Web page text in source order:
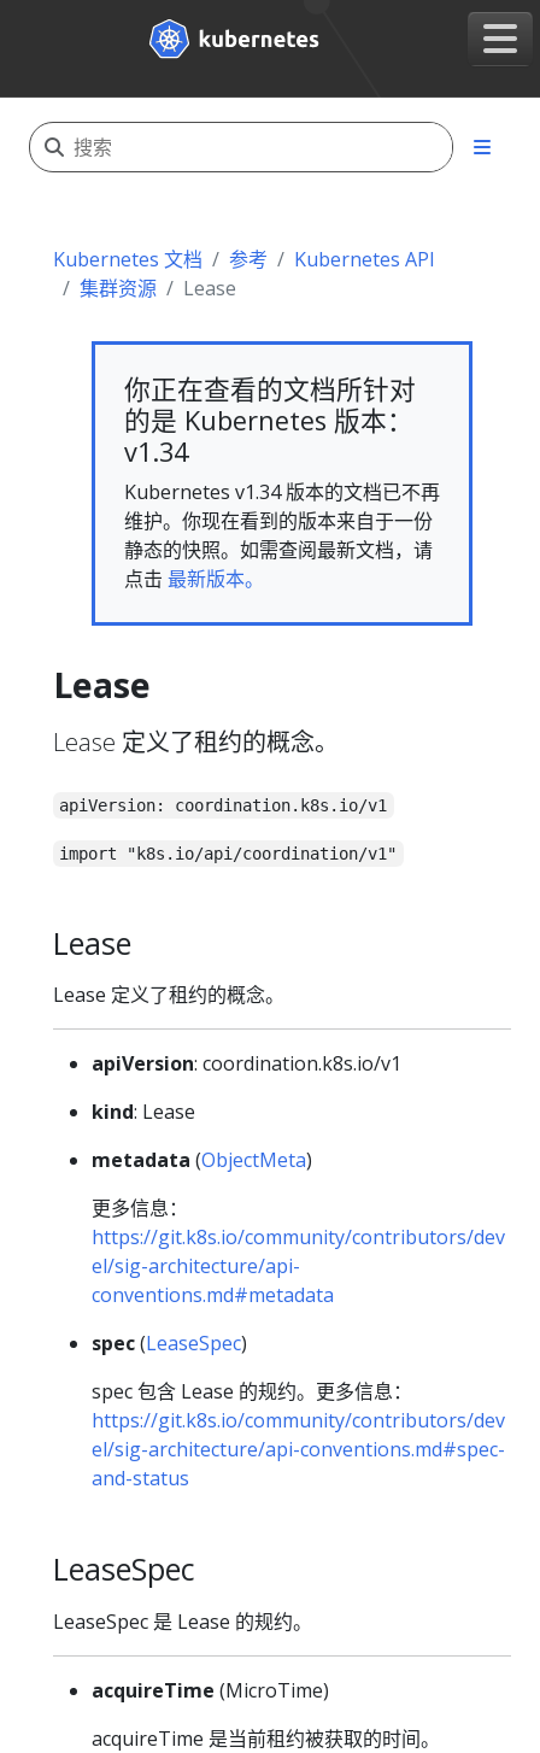
Kubernetes 文档 参考
Kubernetes API
集群资源
Lease
你正在查看的文档所针对
的是 Kubernetes 版本：
v1.34
Kubernetes v1.34 版本的文档已不再
维护。你现在看到的版本来自于一份
静态的快照。如需查阅最新文档，请
点击 最新版本。
Lease
Lease 定义了租约的概念。
apiVersion: coordination.k8s.io/v1
import "k8s.io/api/coordination/v1"
Lease
Lease 定义了租约的概念。
apiVersion: coordination.k8s.io/v1
kind: Lease
metadata (ObjectMeta)
更多信息：
https://git.k8s.io/community/contributors/dev
el/sig-architecture/api-
conventions.md#metadata
spec(LeaseSpec)
spec 包含 Lease 的规约。更多信息：
https://git.k8s.io/community/contributors/dev
el/sig-architecture/api-conventions.md#spec-
and-status
LeaseSpec
LeaseSpec 是 Lease 的规约。
acquireTime (MicroTime)
acquireTime 是当前租约被获取的时间。